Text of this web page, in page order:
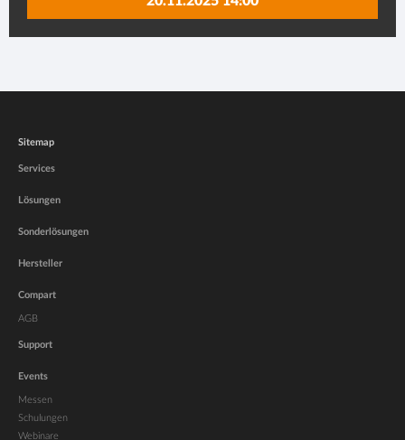
Sitemap
Services
Lösungen
Sonderlösungen
Hersteller
Compart
AGB
Support
Events
Messen
Schulungen
Webinare